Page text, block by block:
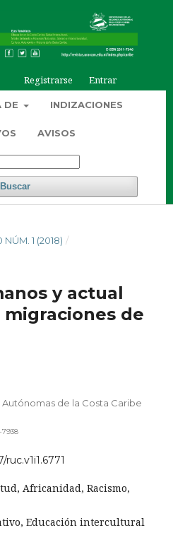
Registrarse Entrar
DE INDIZACIONES
AVISOS
Buscar
NÚM. 1 (2018) /
y actual
migraciones de
de la Costa Caribe
7938
Africanidad, Racismo,
Educación intercultural